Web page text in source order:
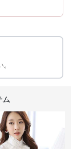
ム